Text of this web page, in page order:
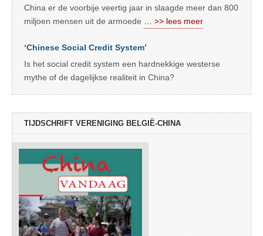
China er de voorbije veertig jaar in slaagde meer dan 800
miljoen mensen uit de armoede … >> lees meer
‘Chinese Social Credit System’
Is het social credit system een hardnekkige westerse
mythe of de dagelijkse realiteit in China?
TIJDSCHRIFT VERENIGING BELGIË-CHINA